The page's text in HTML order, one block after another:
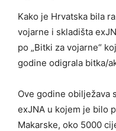
Kako je Hrvatska bila
vojarne i skladišta
po „Bitki za vojarne“
godine odigrala bitka/
Ove godine obilježava
exJNA u kojem je bilo
Makarske, oko 5000